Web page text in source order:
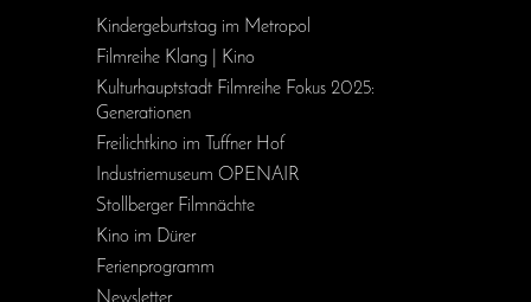
Kinder­geburts­tag im Metropol
Filmreihe Klang | Kino
Kulturhauptstadt Filmreihe Fokus 2025:
Generationen
Freilichtkino im Tuffner Hof
Industriemuseum OPENAIR
Stollberger Filmnächte
Kino im Dürer
Ferienprogramm
Newsletter